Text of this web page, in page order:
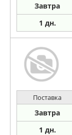
Завтра
1 дн.
Поставка
Завтра
1 дн.